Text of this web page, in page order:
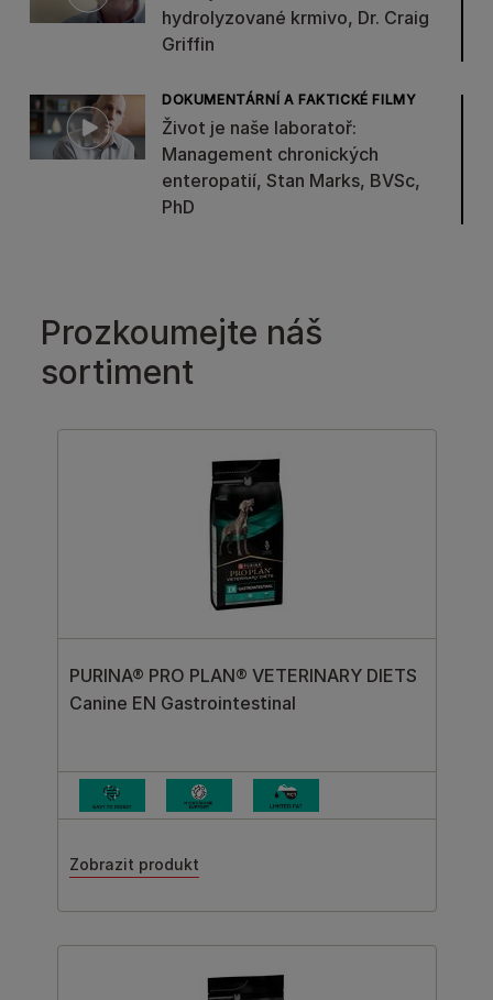
hydrolyzované krmivo, Dr. Craig
Griffin
DOKUMENTÁRNÍ A FAKTICKÉ FILMY
Život je naše laboratoř:
Management chronických
enteropatií, Stan Marks, BVSc,
PhD
Prozkoumejte náš
sortiment
PURINA® PRO PLAN® VETERINARY DIETS
Canine EN Gastrointestinal
Zobrazit produkt